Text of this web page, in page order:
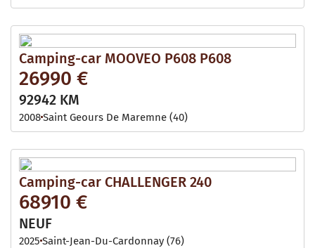
Camping-car MOOVEO P608 P608
26990 €
92942 KM
2008Saint Geours De Maremne (40)
Camping-car CHALLENGER 240
68910 €
NEUF
2025 Saint-Jean-Du-Cardonnay (76)